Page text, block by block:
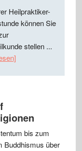
Heilpraktiker-
können Sie
stellen ...
bis zum
Buddhismus über